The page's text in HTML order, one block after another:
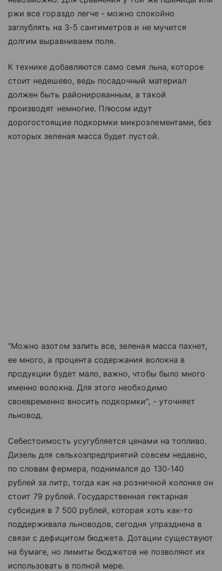
ржи все гораздо легче - можно спокойно
заглублять на 3-5 сантиметров и не мучится
долгим выравниваем поля.
К технике добавляются само семя льна, которое
стоит недешево, ведь посадочный материал
должен быть районированным, а такой
производят немногие. Плюсом идут
дорогостоящие подкормки микроэлементами, без
которых зеленая масса будет пустой.
"Можно азотом залить все, зеленая масса пахнет,
ее много, а процента содержания волокна в
продукции будет мало, важно, чтобы было много
именно волокна. Для этого необходимо
своевременно вносить подкормки", - уточняет
льновод.
Себестоимость усугубляется ценами на топливо.
Дизель для сельхозпредприятий совсем недавно,
по словам фермера, поднимался до 130-140
рублей за литр, тогда как на розничной колонке он
стоит 79 рублей. Государственная гектарная
субсидия в 7 500 рублей, которая хоть как-то
поддерживала льноводов, сегодня упразднена в
связи с дефицитом бюджета. Дотации существуют
на бумаге, но лимиты бюджетов не позволяют их
использовать в полной мере.